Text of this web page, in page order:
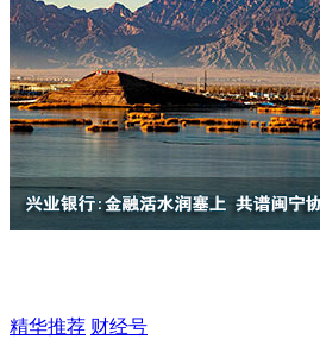
精华推荐 财经号